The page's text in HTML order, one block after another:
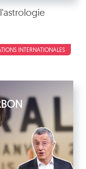
INTERNATIONALES